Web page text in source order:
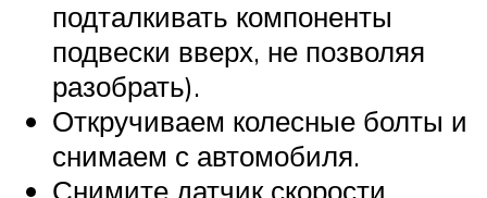
подталкивать компоненты
подвески вверх, не позволяя
разобрать).
Откручиваем колесные болты и
снимаем с автомобиля.
Снимите датчик скорости